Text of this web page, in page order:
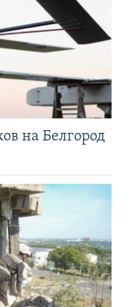
на Белгород